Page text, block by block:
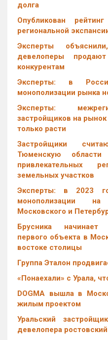
долга
Опубликован
региональной
Эксперты
девелоперы
конкурентам
Эксперты: в
монополизации рынка
Эксперты:
застройщиков на
только расти
Застройщики
Тюменскую
привлекательных
земельных участков
Эксперты: в 2023
монополизации
Московского и
Брусника начинает
первого объекта в
востоке столицы
Группа Эталон
«Понаехали» с Урала,
DOGMA вышла в
жилым проектом
Уральский
девелопера